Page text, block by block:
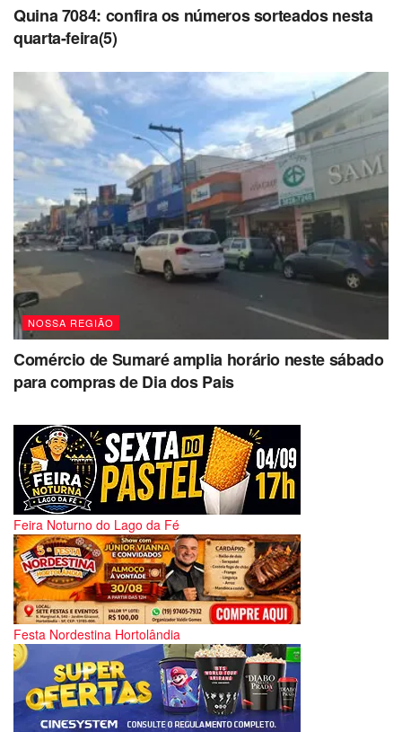
Quina 7084: confira os números sorteados nesta
quarta-feira(5)
NOSSA REGIÃO
Comércio de Sumaré amplia horário neste sábado
para compras de Dia dos Pais
Feira Noturno do Lago da Fé
Festa Nordestina Hortolândia